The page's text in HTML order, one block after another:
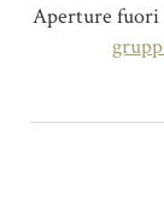
Aperture fuori